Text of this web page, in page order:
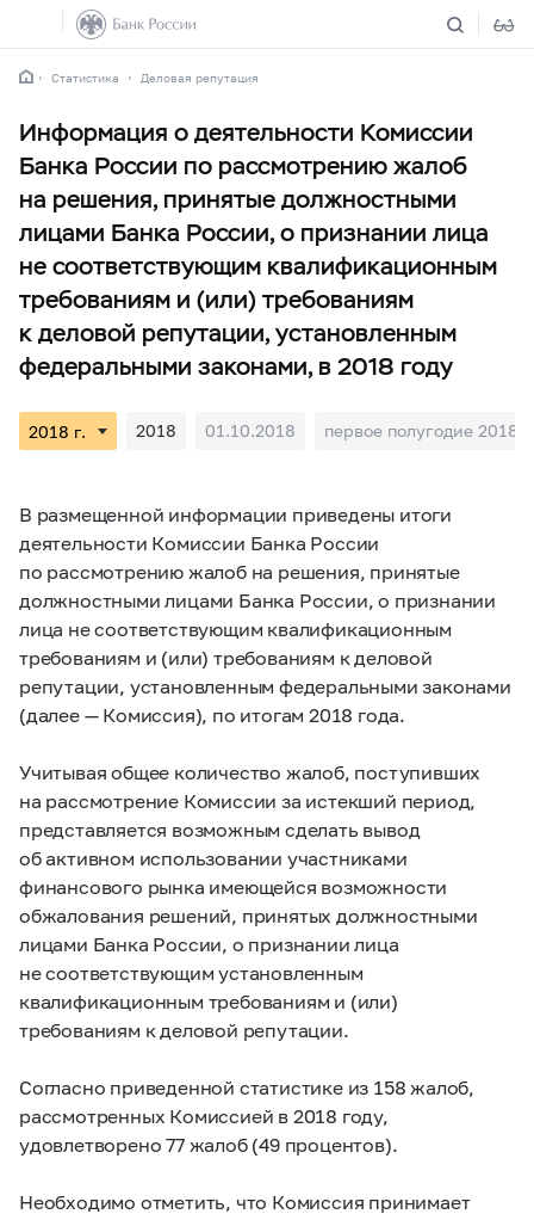
Статистика Деловая репутация
Информация о деятельности Комиссии
Банка России по рассмотрению жалоб
на решения, принятые должностными
лицами Банка России, о признании лица
не соответствующим квалификационным
требованиям и (или) требованиям
к деловой репутации, установленным
федеральными законами, в 2018 году
2018 01.10.2018 первое полугодие 2018
В размещенной информации приведены итоги
деятельности Комиссии Банка России
по рассмотрению жалоб на решения, принятые
должностными лицами Банка России, о признании
лица не соответствующим квалификационным
требованиям и (или) требованиям к деловой
репутации, установленным федеральными законами
(далее — Комиссия), по итогам 2018 года.
Учитывая общее количество жалоб, поступивших
на рассмотрение Комиссии за истекший период,
представляется возможным сделать вывод
об активном использовании участниками
финансового рынка имеющейся возможности
обжалования решений, принятых должностными
лицами Банка России, о признании лица
не соответствующим установленным
квалификационным требованиям и (или)
требованиям к деловой репутации.
Согласно приведенной статистике из 158 жалоб,
рассмотренных Комиссией в 2018 году,
удовлетворено 77 жалоб (49 процентов).
Необходимо отметить, что Комиссия принимает